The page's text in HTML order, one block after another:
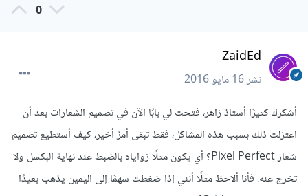
0
ZaidEd
نشر16 مايو 2016
أشكرك كثيرًا أستاذ زاهر، فتحت لي بابًا الآن في تصميم الشعارات بعد أن
اعتزلت ذلك بسبب هذه المشاكل، فقط تبقى أمرٌ أخير، كيف أستطيع تصميم
شعار Pixel Perfect؟ أي يكون مثلًا زواياه بالضبط عند نهاية البكسل ولا
تخرج عنه. فأنا ألاحظ مثلًا أنني إذا ضغطت سهمًا إلى اليمين يذهب بعيدًا